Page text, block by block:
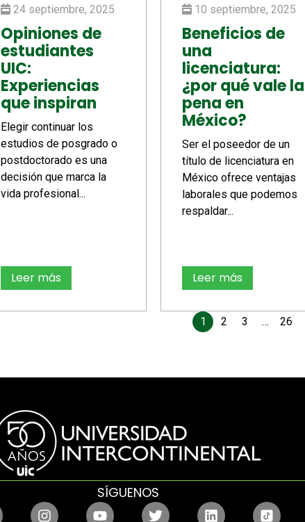
24 septiembre, 2025
Opiniones de
estudiantes
UIC:
Experiencias
que inspiran
Elegir continuar los
estudios de posgrado o
postdoctorado es una
decisión que marca la
vida profesional...
Leer más
10 septiembre, 2025
Beneficios de
una
licenciatura:
¿por qué vale la
pena en
México?
Ser el poseedor de un
título de licenciatura en
México ofrece ventajas
laborales que podemos
respaldar...
Leer más
1 2 3 … 26
SÍGUENOS